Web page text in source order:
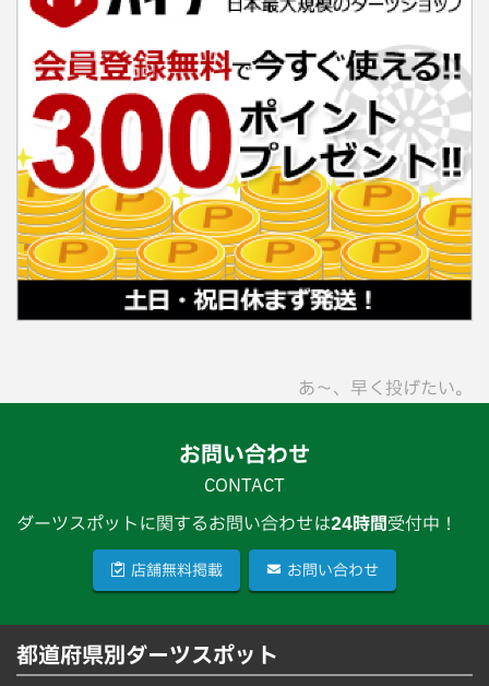
あ〜、早く投げたい。
お問い合わせ
CONTACT
ダーツスポットに関するお問い合わせは24時間受付中！
店舗無料掲載 お問い合わせ
都道府県別ダーツスポット